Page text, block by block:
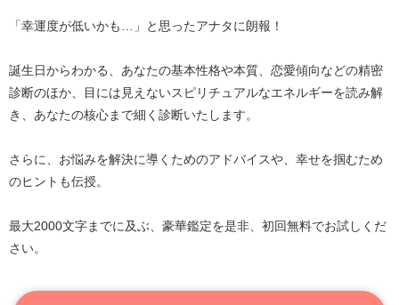
「幸運度が低いかも…」と思ったアナタに朗報！
誕生日からわかる、あなたの基本性格や本質、恋愛傾向などの精密
診断のほか、目には見えないスピリチュアルなエネルギーを読み解
き、あなたの核心まで細く診断いたします。
さらに、お悩みを解決に導くためのアドバイスや、幸せを掴むため
のヒントも伝授。
最大2000文字までに及ぶ、豪華鑑定を是非、初回無料でお試しくだ
さい。